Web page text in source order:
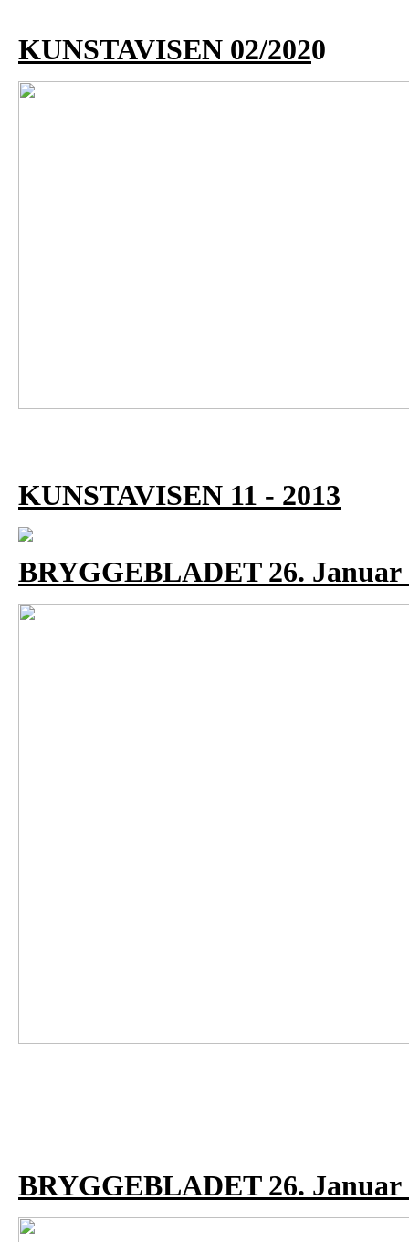
KUNSTAVISEN 02/2020
KUNSTAVISEN 11 - 2013
BRYGGEBLADET 26. Januar
BRYGGEBLADET 26. Januar